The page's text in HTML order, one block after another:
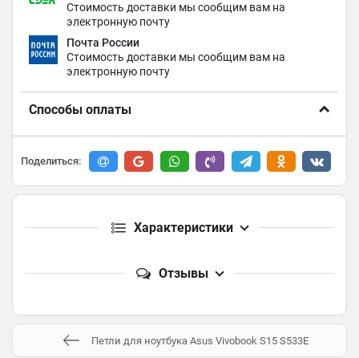
Стоимость доставки мы сообщим вам на
электронную почту
Почта России
Стоимость доставки мы сообщим вам на
электронную почту
Способы оплаты
Поделиться:
Характеристики
Отзывы
Петли для ноутбука Asus Vivobook S15 S533E